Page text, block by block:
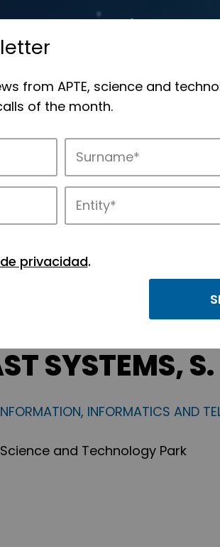
parks.
SYSTEMS, S.
INFORMATICS AND
and Technology Park
from APTE, science and
of the month.
privacidad.